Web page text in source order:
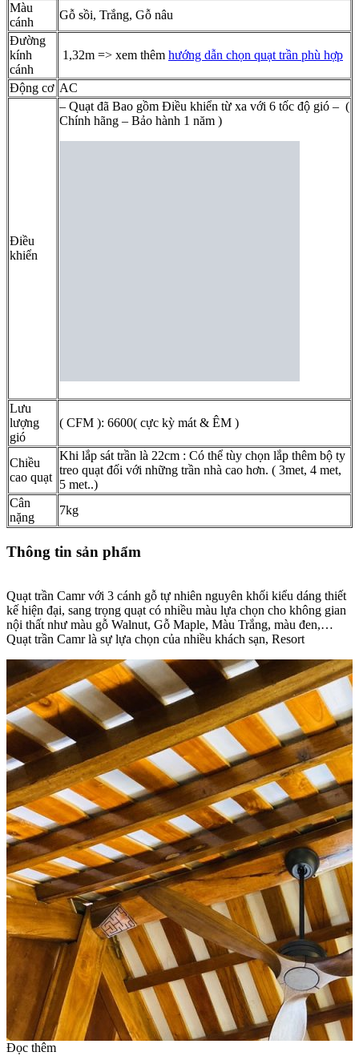
Màu
cánh
Gỗ sồi, Trắng, Gỗ nâu
Đường
kính
cánh
1,32m => xem thêm hướng dẫn chọn quạt trần phù hợp
Động cơ AC
Điều
khiển
– Quạt đã Bao gồm Điều khiển từ xa với 6 tốc độ gió – (
Chính hãng – Bảo hành 1 năm )
Lưu
lượng
gió
( CFM ): 6600( cực kỳ mát & ÊM )
Chiều
cao quạt
Khi lắp sát trần là 22cm : Có thể tùy chọn lắp thêm bộ ty
treo quạt đối với những trần nhà cao hơn. ( 3met, 4 met,
5 met..)
Cân
nặng
7kg
Thông tin sản phẩm
Quạt trần Camr với 3 cánh gỗ tự nhiên nguyên khối kiểu dáng thiết
kế hiện đại, sang trọng quạt có nhiều màu lựa chọn cho không gian
nội thất như màu gỗ Walnut, Gỗ Maple, Màu Trắng, màu đen,…
Quạt trần Camr là sự lựa chọn của nhiều khách sạn, Resort
Đọc thêm